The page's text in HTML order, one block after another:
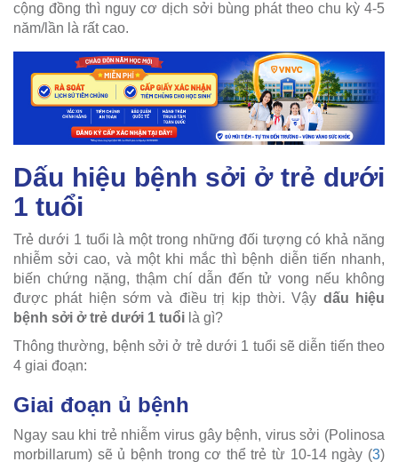
cộng đồng thì nguy cơ dịch sởi bùng phát theo chu kỳ 4-5
năm/lần là rất cao.
Dấu hiệu bệnh sởi ở trẻ dưới
1 tuổi
Trẻ dưới 1 tuổi là một trong những đối tượng có khả năng
nhiễm sởi cao, và một khi mắc thì bệnh diễn tiến nhanh,
biến chứng nặng, thậm chí dẫn đến tử vong nếu không
được phát hiện sớm và điều trị kịp thời. Vậy dấu hiệu
bệnh sởi ở trẻ dưới 1 tuổi là gì?
Thông thường, bệnh sởi ở trẻ dưới 1 tuổi sẽ diễn tiến theo
4 giai đoạn:
Giai đoạn ủ bệnh
Ngay sau khi trẻ nhiễm virus gây bệnh, virus sởi (Polinosa
morbillarum) sẽ ủ bệnh trong cơ thể trẻ từ 10-14 ngày (3)